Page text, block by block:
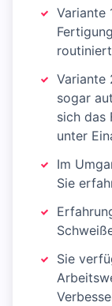
Variante
Variante
sogar
sich das
unter
Im
Sie
Sie